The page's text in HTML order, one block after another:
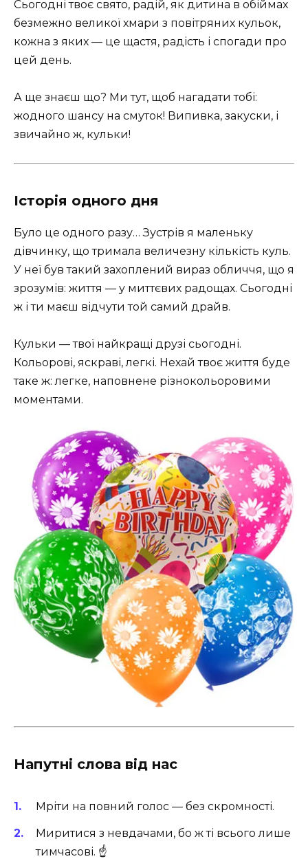
Сьогодні твоє свято, радій, як дитина в обіймах
безмежно великої хмари з повітряних кульок,
кожна з яких — це щастя, радість і спогади про
цей день.
А ще знаєш що? Ми тут, щоб нагадати тобі:
жодного шансу на смуток! Випивка, закуски, і
звичайно ж, кульки!
Історія одного дня
Було це одного разу… Зустрів я маленьку
дівчинку, що тримала величезну кількість куль.
У неї був такий захоплений вираз обличчя, що я
зрозумів: життя — у миттєвих радощах. Сьогодні
ж і ти маєш відчути той самий драйв.
Кульки — твої найкращі друзі сьогодні.
Кольорові, яскраві, легкі. Нехай твоє життя буде
таке ж: легке, наповнене різнокольоровими
моментами.
Напутні слова від нас
Мріти на повний голос — без скромності.
Миритися з невдачами, бо ж ті всього лише
тимчасові. ☝️